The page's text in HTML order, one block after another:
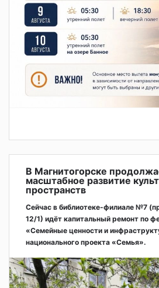
В Магнитогорске
масштабное развитие
пространств
Сейчас в библиотеке-филиале №7
12/1) идёт капитальный ремонт по
«Семейные ценности и
национального проекта «Семья».